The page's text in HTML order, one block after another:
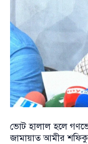
স্বয়ংক্রিয়
সিগন্যাল
ব্যবস্থা
চালু
করা
হবে’
ভোট হালাল হলে
জামায়াত আমীর